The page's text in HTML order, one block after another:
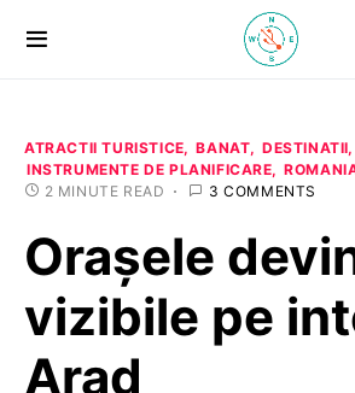
ATRACTII TURISTICE BANAT DESTINATII
INSTRUMENTE DE PLANIFICARE
2 MINUTE READ
3 COMMENTS
Oraşele
vizibile pe
Arad